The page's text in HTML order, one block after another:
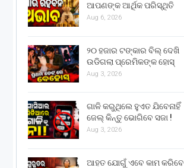
ଆପଣଙ୍କ ଆର୍ଥିକ ପରିସ୍ଥିତି
Aug 6, 2026
୨୦ ହଜାର ଟଙ୍କାର ବିଲ୍ ଦେଖି
ଉଡିଗଲା ପ୍ରେମିକଙ୍କ ହୋସ୍
Aug 3, 2026
ଗାଳି କରୁଥିଲେ ହୁଏତ ଯିବେନାହିଁ
ଜେଲ୍ କିନ୍ତୁ ଭୋଗିବେ ସଜା !
Aug 3, 2026
ଆହତ ଯୋଗୁଁ ଏବେ କାମ କରିବେ